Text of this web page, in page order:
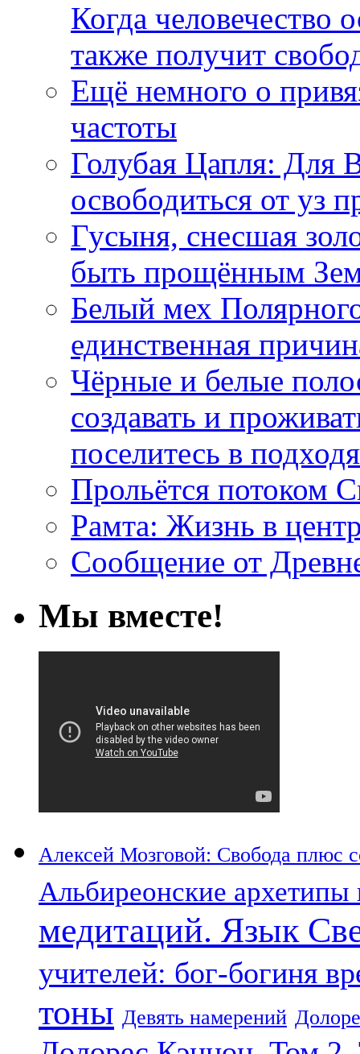
Когда человечество
также получит
Ещё немного о
частоты
Голубая Цапля: Для
освободиться от уз
Гусыня, снесшая
быть прощённым
Белый мех
единственная
Чёрные и белые
создавать и
поселитесь в
Прольётся потоком
Рамта: Жизнь в
Сообщение от
Мы вместе!
Алексей Мозговой: Свобода плюс
Альбиреонские
медитаций. Язык
учителей: бог-богиня
тоны Девять намерений